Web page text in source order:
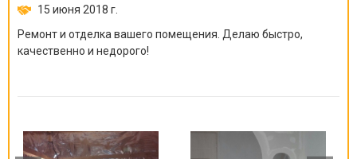
15 июня 2018 г.
Ремонт и отделка вашего помещения. Делаю быстро,
качественно и недорого!